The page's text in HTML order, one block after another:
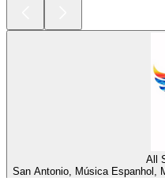
All
San Antonio, Música Espanhol,